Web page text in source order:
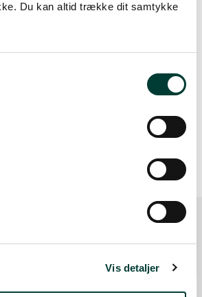
Du kan altid trække dit samtykke
Vis detaljer
(maks. 8 %)